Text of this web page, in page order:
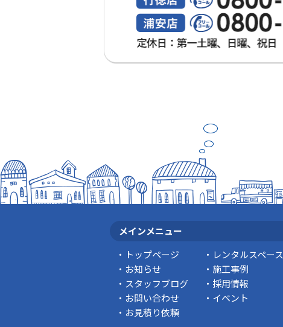
メインメニュー
トップページ
レンタルスペース
お知らせ
施工事例
スタッフブログ
採用情報
お問い合わせ
イベント
お見積り依頼